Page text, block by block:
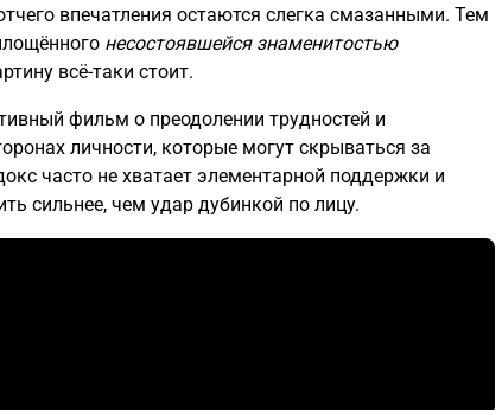
впечатления остаются слегка смазанными. Тем
несостоявшейся знаменитостью
всё-таки стоит.
фильм о преодолении трудностей и
личности, которые могут скрываться за
часто не хватает элементарной поддержки и
сильнее, чем удар дубинкой по лицу.